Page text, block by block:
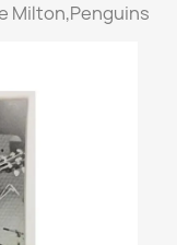
Milton,Penguins